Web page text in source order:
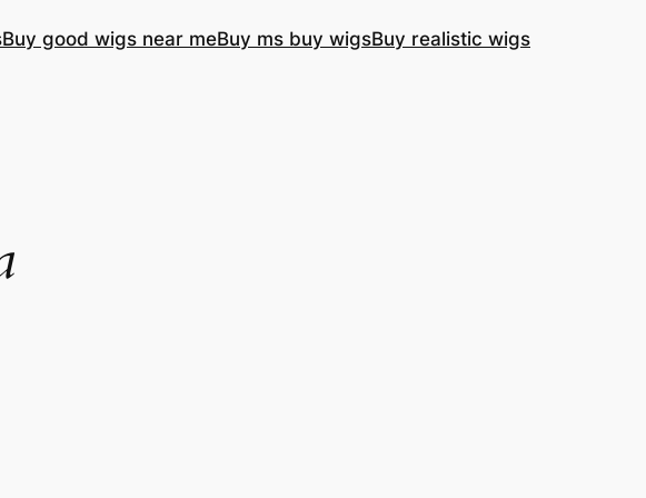
Buy good wigs near meBuy ms buy wigsBuy realistic wigs